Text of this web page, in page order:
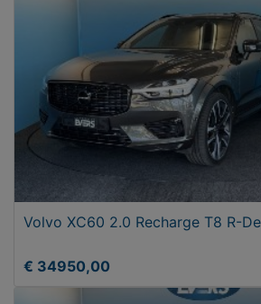
Volvo XC60 2.0 Recharge T8 R-
€ 34950,00